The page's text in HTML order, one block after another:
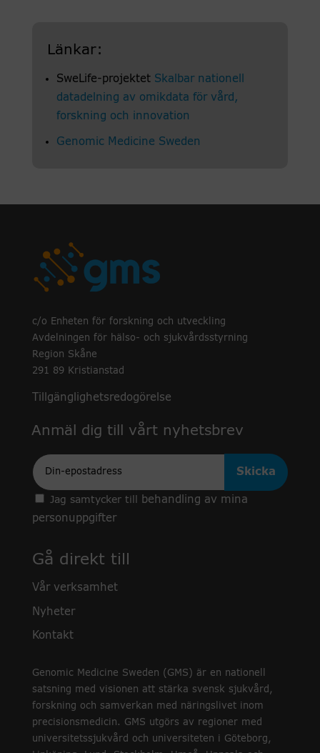
Länkar:
SweLife-projektet Skalbar nationell
datadelning av omikdata för vård,
forskning och innovation
Genomic Medicine Sweden
c/o Enheten för forskning och utveckling
Avdelningen för hälso- och sjukvårdsstyrning
Region Skåne
291 89 Kristianstad
Tillgänglighetsredogörelse
Anmäl dig till vårt nyhetsbrev
Epost
Jag samtycker till
behandling av mina
personuppgifter
Gå direkt till
Vår verksamhet
Nyheter
Kontakt
Genomic Medicine Sweden (GMS) är en nationell
satsning med visionen att stärka svensk sjukvård,
forskning och samverkan med näringslivet inom
precisionsmedicin. GMS utgörs av regioner med
universitetssjukvård och universiteten i Göteborg,